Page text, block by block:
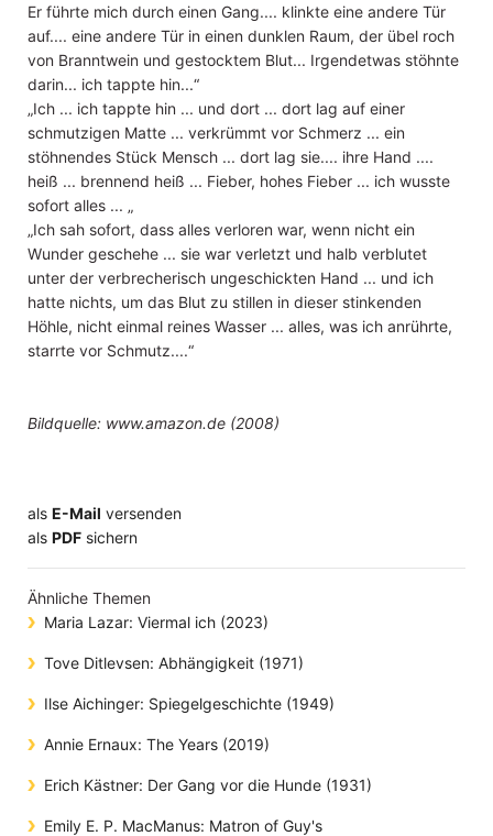
Er führte mich durch einen Gang.... klinkte eine andere Tür
auf.... eine andere Tür in einen dunklen Raum, der übel roch
von Branntwein und gestocktem Blut... Irgendetwas stöhnte
darin... ich tappte hin...“
„Ich ... ich tappte hin ... und dort ... dort lag auf einer
schmutzigen Matte ... verkrümmt vor Schmerz ... ein
stöhnendes Stück Mensch ... dort lag sie.... ihre Hand ....
heiß ... brennend heiß ... Fieber, hohes Fieber ... ich wusste
sofort alles ... „
„Ich sah sofort, dass alles verloren war, wenn nicht ein
Wunder geschehe ... sie war verletzt und halb verblutet
unter der verbrecherisch ungeschickten Hand ... und ich
hatte nichts, um das Blut zu stillen in dieser stinkenden
Höhle, nicht einmal reines Wasser ... alles, was ich anrührte,
starrte vor Schmutz....“
Bildquelle: www.amazon.de (2008)
als E-Mail versenden
​​​​​​​​​​​​​​​​​als PDF sichern
Ähnliche Themen
Maria Lazar: Viermal ich (2023)
Tove Ditlevsen: Abhängigkeit (1971)
Ilse Aichinger: Spiegelgeschichte (1949)
Annie Ernaux: The Years (2019)
Erich Kästner: Der Gang vor die Hunde (1931)
Emily E. P. MacManus: Matron of Guy's